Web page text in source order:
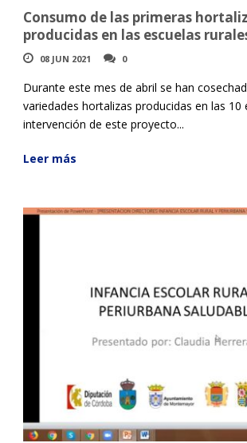
Consumo de las primeras
producidas en las escuelas
08 JUN 2021 0
Durante este mes de abril se han
variedades hortalizas producidas en las 10
intervención de este proyecto...
Leer más